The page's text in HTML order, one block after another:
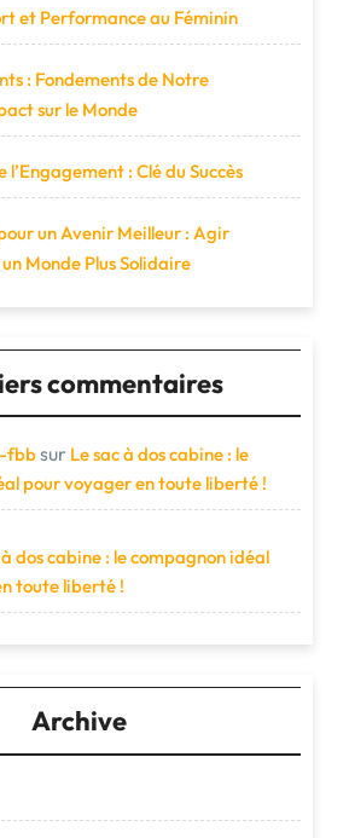
et Performance au Féminin
: Fondements de Notre
sur le Monde
l’Engagement : Clé du Succès
un Avenir Meilleur : Agir
Monde Plus Solidaire
commentaires
fbbsur Le sac à dos cabine : le
pour voyager en toute liberté !
à dos cabine : le compagnon idéal
toute liberté !
Archive